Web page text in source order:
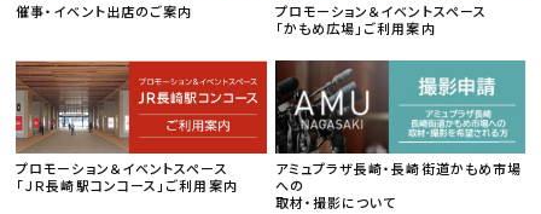
催事・イベント出店のご案内
プロモーション＆イベントスペース
「かもめ広場」ご利用案内
プロモーション＆イベントスペース
「ＪＲ長崎駅コンコース」ご利用案内
アミュプラザ長崎・長崎街道かもめ市場
への
取材・撮影について